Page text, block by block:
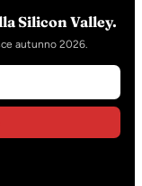
Silicon Valley.
autunno 2026.